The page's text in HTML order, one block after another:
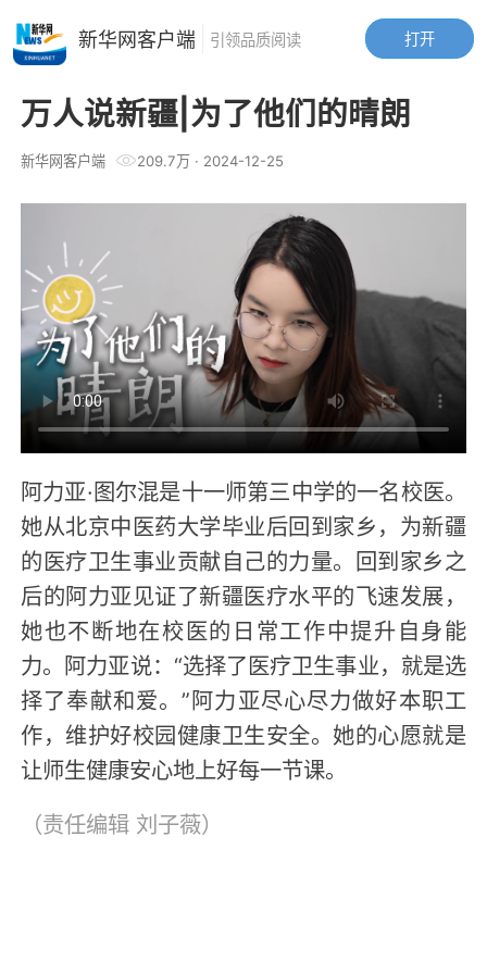
万人说新疆|为了他们的晴朗
新华网客户端 209.7万· 2024-12-25
阿力亚·图尔混是十一师第三中学的一名校医。
她从北京中医药大学毕业后回到家乡，为新疆
的医疗卫生事业贡献自己的力量。回到家乡之
后的阿力亚见证了新疆医疗水平的飞速发展，
她也不断地在校医的日常工作中提升自身能
力。阿力亚说：“选择了医疗卫生事业，就是选
择了奉献和爱。”阿力亚尽心尽力做好本职工
作，维护好校园健康卫生安全。她的心愿就是
让师生健康安心地上好每一节课。
（责任编辑 刘子薇）
打开
新华网客户端 引领品质阅读